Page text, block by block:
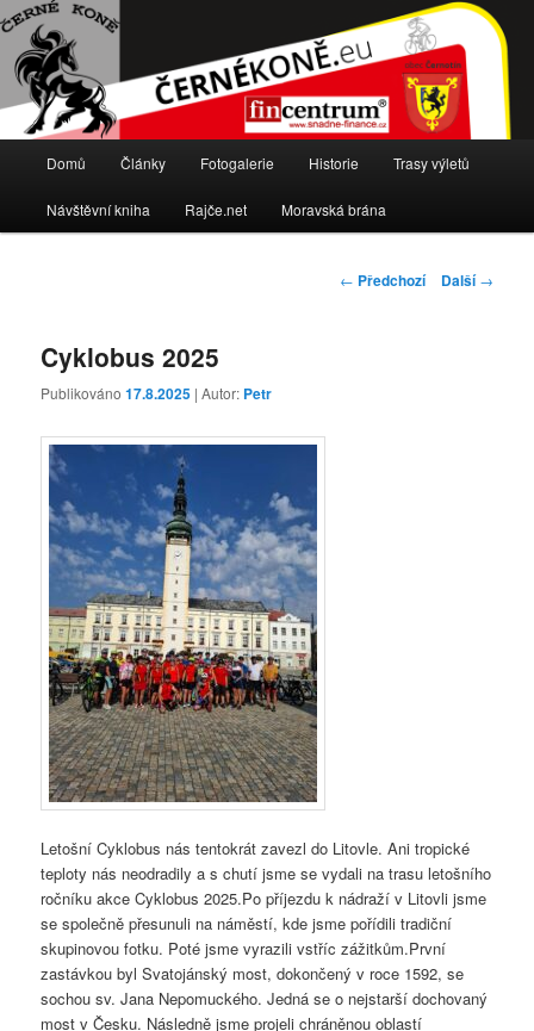
Černé koně
Stránky cyklistického oddílu TJ Sokol Černotín
navigační
Přejít
k
webu
Domů Články Fotogalerie Historie Trasy výletů
Návštěvní kniha Rajče.net Moravská brána
Navigace
← Předchozí Další→
Cyklobus 2025
Publikováno17.8.2025 | Autor: Petr
Letošní Cyklobus nás tentokrát zavezl do Litovle. Ani tropické
teploty nás neodradily a s chutí jsme se vydali na trasu letošního
ročníku akce Cyklobus 2025.Po příjezdu k nádraží v Litovli jsme
se společně přesunuli na náměstí, kde jsme pořídili tradiční
skupinovou fotku. Poté jsme vyrazili vstříc zážitkům.První
zastávkou byl Svatojánský most, dokončený v roce 1592, se
sochou sv. Jana Nepomuckého. Jedná se o nejstarší dochovaný
most v Česku. Následně jsme projeli chráněnou oblastí